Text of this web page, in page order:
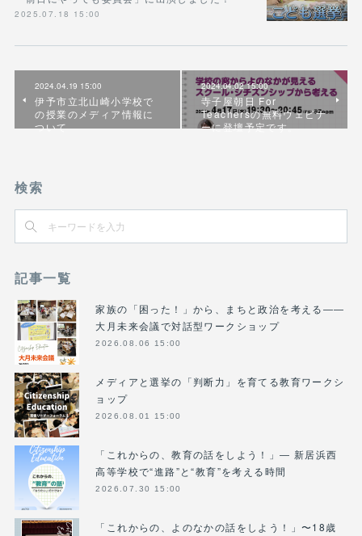
2025.07.18 15:00
2024.04.19 15:00
伊予市立北山崎小学校で
の授業のメディア情報に
ついて
2024.04.02 15:00
寺子屋朝日 For
Teachersの無料ウェビナ
ーに登壇予定です。
検索
記事一覧
家族の「困った！」から、まちと政治を考える――
大月未来会議で対話型ワークショップ
2026.08.06 15:00
メディアと選挙の「判断力」を育てる教育ワークシ
ョップ
2026.08.01 15:00
「これからの、教育の話をしよう！」― 新居浜西
高等学校で“進路”と“教育”を考える時間
2026.07.30 15:00
「これからの、よのなかの話をしよう！」〜18歳